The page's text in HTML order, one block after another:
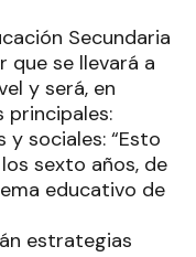
Secundaria
que se llevará a
y será, en
principales:
sociales: “Esto
sexto años, de
educativo de
estrategias